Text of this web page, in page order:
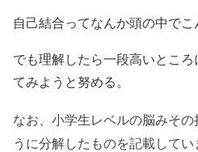
自己結合ってなんか頭の中でこ
でも理解したら一段高いとこ
てみようと努める。
なお、小学生レベルの脳みそ
うに分解したものを記載して